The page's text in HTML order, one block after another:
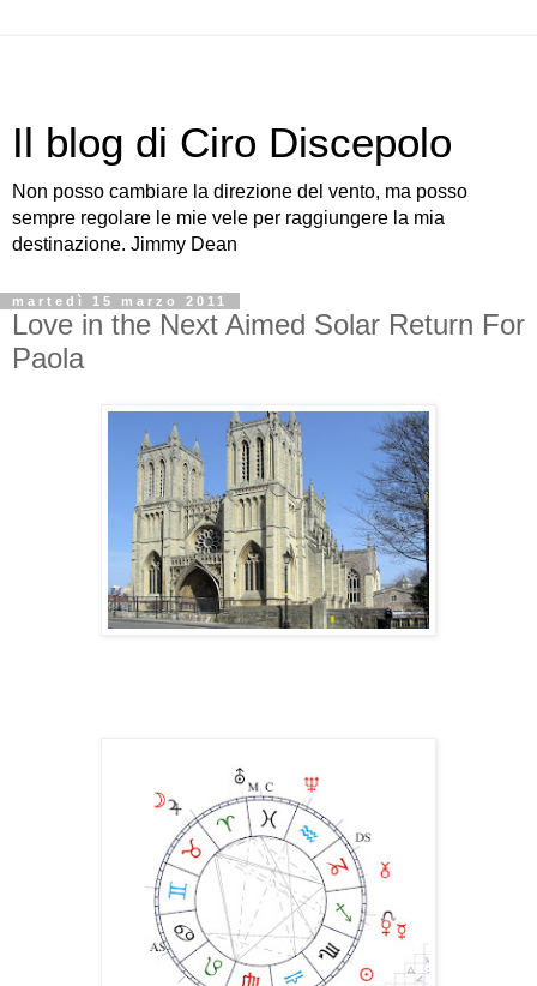
Il blog di Ciro Discepolo
Non posso cambiare la direzione del vento, ma posso
sempre regolare le mie vele per raggiungere la mia
destinazione. Jimmy Dean
martedì 15 marzo 2011
Love in the Next Aimed Solar Return For
Paola